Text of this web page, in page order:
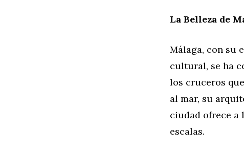
La Belleza de
Málaga, con su
cultural, se ha
los cruceros
al mar, su
ciudad ofrece a
escalas.